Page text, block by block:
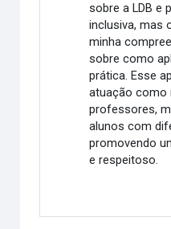
sobre a LDB e
inclusiva, mas
minha
sobre como
prática. Esse
atuação como
professores,
alunos com
promovendo
e respeitoso.